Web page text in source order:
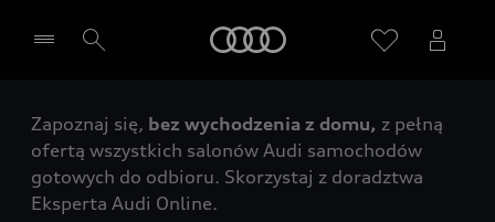
Wybierz Twojego Partnera Audi
Zapoznaj się, bez wychodzenia z domu, z pełną
ofertą wszystkich salonów Audi samochodów
gotowych do odbioru. Skorzystaj z doradztwa
Eksperta Audi Online.